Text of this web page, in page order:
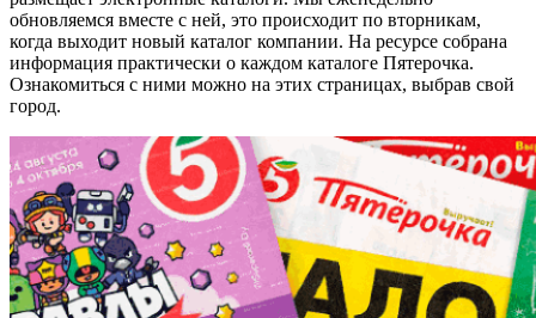
обновляемся вместе с ней, это происходит по вторникам,
когда выходит новый каталог компании. На ресурсе собрана
информация практически о каждом каталоге Пятерочка.
Ознакомиться с ними можно на этих страницах, выбрав свой
город.